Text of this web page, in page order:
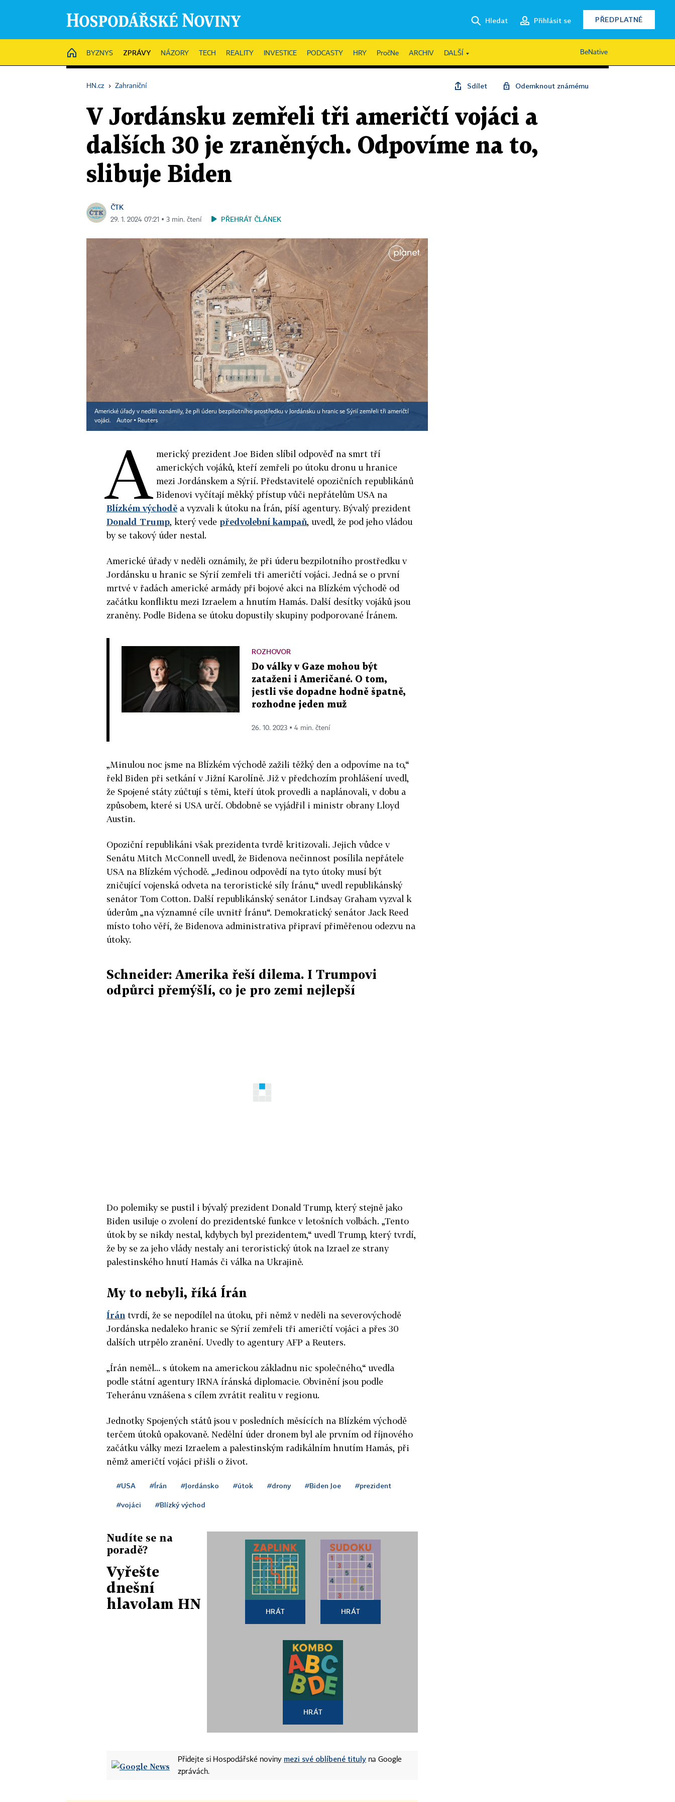
Hledat Přihlásit se PŘEDPLATNÉ
HOME
BYZNYS ZPRÁVY NÁZORY TECH REALITY INVESTICE PODCASTY HRY PročNe ARCHIV DALŠÍ BeNative
HN.cz › Zahraniční Sdílet Odemknout známému
V Jordánsku zemřeli tři američtí vojáci a
dalších 30 je zraněných. Odpovíme na to,
slibuje Biden
ČTK
29. 1. 2024 07:21 ▪ 3 min. čtení PŘEHRÁT ČLÁNEK
Americké úřady v neděli oznámily, že při úderu bezpilotního prostředku v Jordánsku u hranic se Sýrií zemřeli tři američtí
vojáci.
Autor ▪ Reuters
A merický prezident Joe Biden slíbil odpověď na smrt tří
amerických vojáků, kteří zemřeli po útoku dronu u hranice
mezi Jordánskem a Sýrií. Představitelé opozičních republikánů
Bidenovi vyčítají měkký přístup vůči nepřátelům USA na
Blízkém východě a vyzvali k útoku na Írán, píší agentury. Bývalý prezident
Donald Trump, který vede předvolební kampaň, uvedl, že pod jeho vládou
by se takový úder nestal.
Americké úřady v neděli oznámily, že při úderu bezpilotního prostředku v
Jordánsku u hranic se Sýrií zemřeli tři američtí vojáci. Jedná se o první
mrtvé v řadách americké armády při bojové akci na Blízkém východě od
začátku konfliktu mezi Izraelem a hnutím Hamás. Další desítky vojáků jsou
zraněny. Podle Bidena se útoku dopustily skupiny podporované Íránem.
ROZHOVOR
Do války v Gaze mohou být
zataženi i Američané. O tom,
jestli vše dopadne hodně špatně,
rozhodne jeden muž
26. 10. 2023 ▪ 4 min. čtení
„Minulou noc jsme na Blízkém východě zažili těžký den a odpovíme na to,“
řekl Biden při setkání v Jižní Karolíně. Již v předchozím prohlášení uvedl,
že Spojené státy zúčtují s těmi, kteří útok provedli a naplánovali, v dobu a
způsobem, které si USA určí. Obdobně se vyjádřil i ministr obrany Lloyd
Austin.
Opoziční republikáni však prezidenta tvrdě kritizovali. Jejich vůdce v
Senátu Mitch McConnell uvedl, že Bidenova nečinnost posílila nepřátele
USA na Blízkém východě. „Jedinou odpovědí na tyto útoky musí být
zničující vojenská odveta na teroristické síly Íránu,“ uvedl republikánský
senátor Tom Cotton. Další republikánský senátor Lindsay Graham vyzval k
úderům „na významné cíle uvnitř Íránu“. Demokratický senátor Jack Reed
místo toho věří, že Bidenova administrativa připraví přiměřenou odezvu na
útoky.
Schneider: Amerika řeší dilema. I Trumpovi
odpůrci přemýšlí, co je pro zemi nejlepší
Do polemiky se pustil i bývalý prezident Donald Trump, který stejně jako
Biden usiluje o zvolení do prezidentské funkce v letošních volbách. „Tento
útok by se nikdy nestal, kdybych byl prezidentem,“ uvedl Trump, který tvrdí,
že by se za jeho vlády nestaly ani teroristický útok na Izrael ze strany
palestinského hnutí Hamás či válka na Ukrajině.
My to nebyli, říká Írán
Írántvrdí, že se nepodílel na útoku, při němž v neděli na severovýchodě
Jordánska nedaleko hranic se Sýrií zemřeli tři američtí vojáci a přes 30
dalších utrpělo zranění. Uvedly to agentury AFP a Reuters.
„Írán neměl... s útokem na americkou základnu nic společného,“ uvedla
podle státní agentury IRNA íránská diplomacie. Obvinění jsou podle
Teheránu vznášena s cílem zvrátit realitu v regionu.
Jednotky Spojených států jsou v posledních měsících na Blízkém východě
terčem útoků opakovaně. Nedělní úder dronem byl ale prvním od říjnového
začátku války mezi Izraelem a palestinským radikálním hnutím Hamás, při
němž američtí vojáci přišli o život.
#USA #Írán #Jordánsko #útok #drony #Biden Joe #prezident
#vojáci #Blízký východ
Nudíte se na
poradě?
Vyřešte
dnešní
hlavolam HN
HRÁT HRÁT
HRÁT
Přidejte si Hospodářské noviny mezi své oblíbené tituly na Google
zprávách.